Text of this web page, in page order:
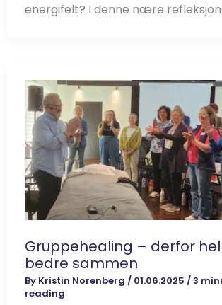
energifelt? I denne nære
Gruppehealing – derfor
bedre sammen
By Kristin Norenberg / 01.06.2025 /3
reading